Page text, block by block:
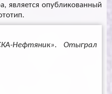
является опубликованный
Нефтяник». Отыграл